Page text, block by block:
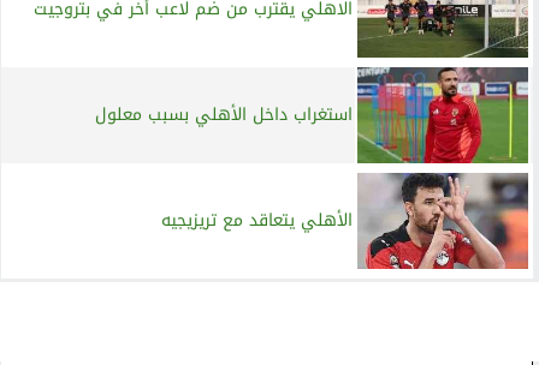
الاهلي يقترب من ضم لاعب أخر في بتروجيت
استغراب داخل الأهلي بسبب معلول
الأهلي يتعاقد مع تريزيجيه